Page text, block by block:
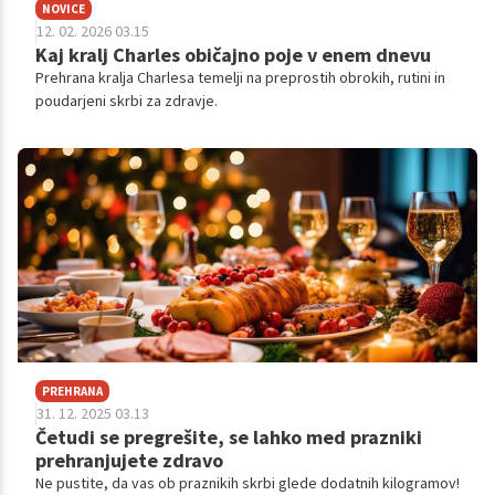
NOVICE
12. 02. 2026 03.15
Kaj kralj Charles običajno poje v enem dnevu
Prehrana kralja Charlesa temelji na preprostih obrokih, rutini in
poudarjeni skrbi za zdravje.
PREHRANA
31. 12. 2025 03.13
Četudi se pregrešite, se lahko med prazniki
prehranjujete zdravo
Ne pustite, da vas ob praznikih skrbi glede dodatnih kilogramov!